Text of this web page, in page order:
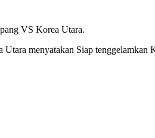
VS Korea Utara.
Utara menyatakan Siap